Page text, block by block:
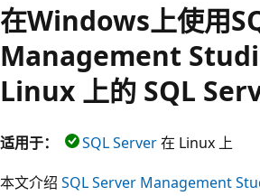
在Windows上使用
Management
Linux 上的 SQL
适用于： SQL Server在 Linux 上
本文介绍 SQL Server Management